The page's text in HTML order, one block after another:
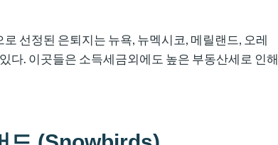
선정된 은퇴지는 뉴욕, 뉴멕시코, 메릴랜드, 오레
다. 이곳들은 소득세금외에도 높은 부동산세로 인해